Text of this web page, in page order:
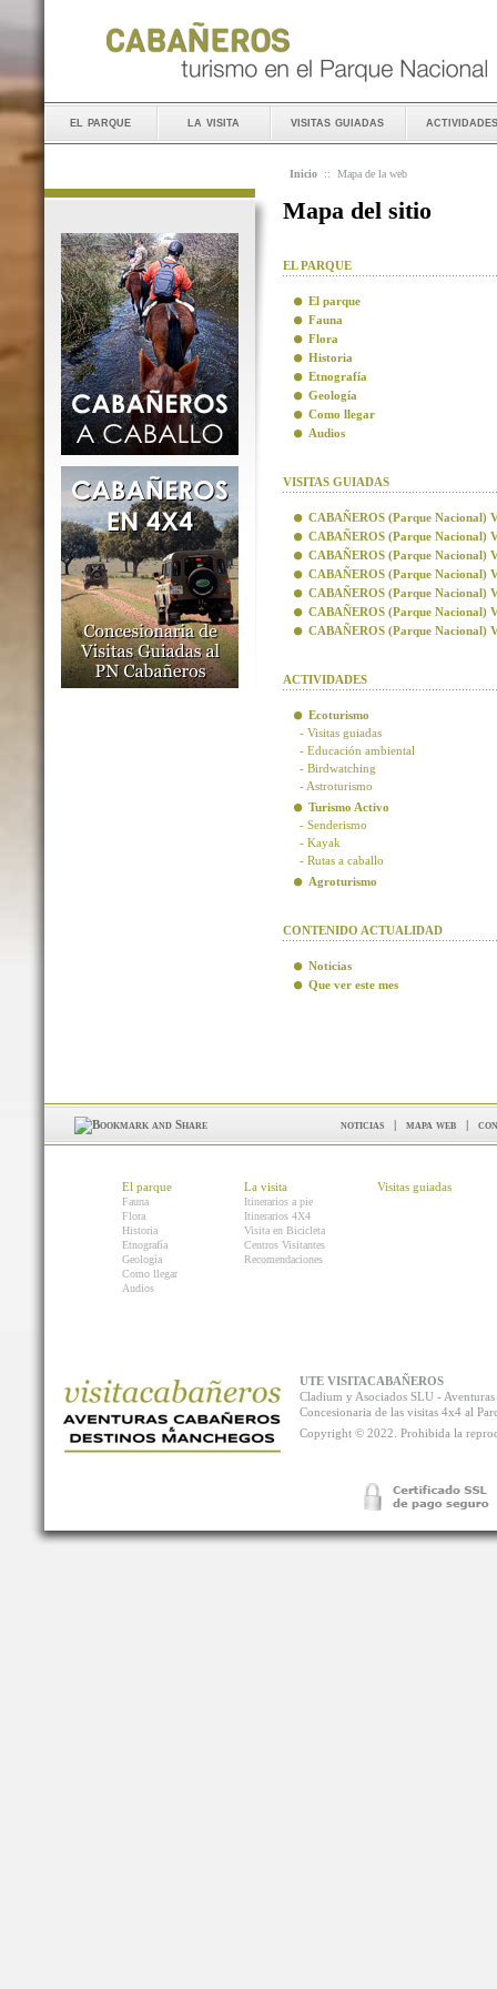
el parque la visita visitas guiadas actividades
Inicio :: Mapa de la web
Mapa del sitio
EL PARQUE
El parque
Fauna
Flora
Historia
Etnografía
Geología
Como llegar
Audios
VISITAS GUIADAS
CABAÑEROS (Parque Nacional)
CABAÑEROS (Parque Nacional)
CABAÑEROS (Parque Nacional)
CABAÑEROS (Parque Nacional)
CABAÑEROS (Parque Nacional)
CABAÑEROS (Parque Nacional)
CABAÑEROS (Parque Nacional)
ACTIVIDADES
Ecoturismo
- Visitas guiadas
- Educación ambiental
- Birdwatching
- Astroturismo
Turismo Activo
- Senderismo
- Kayak
- Rutas a caballo
Agroturismo
CONTENIDO ACTUALIDAD
Noticias
Que ver este mes
noticias | mapa web |
El parque
Fauna
Flora
Historia
Etnografía
Geología
Como llegar
Audios
La visita
Itinerarios a pie
Itinerarios 4X4
Visita en Bicicleta
Centros Visitantes
Recomendaciones
Visitas guiadas
UTE VISITACABAÑEROS
Cladium y Asociados SLU -
Concesionaria de las visitas 4x4 al
Copyright © 2022. Prohibida la